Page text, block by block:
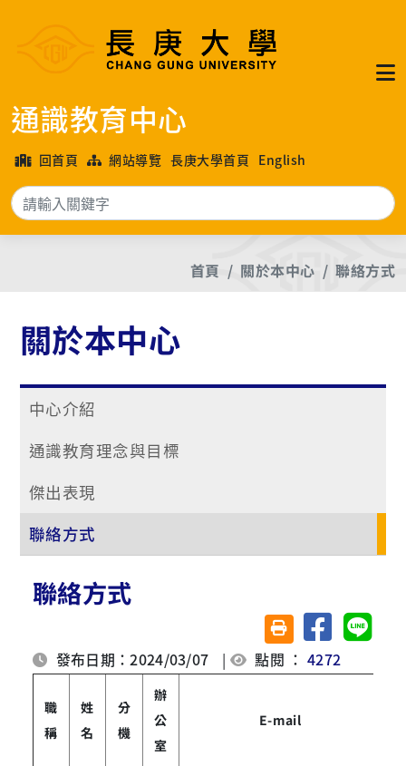
通識教育中心
回首頁 網站導覽 長庚大學首頁 English
搜尋
首頁 關於本中心 聯絡方式
關於本中心
中心介紹
通識教育理念與目標
傑出表現
聯絡方式
聯絡方式
友善列印(另開視窗)
分享至臉書分享
發布日期：2024/03/07 | 點閱 ：4272
職
稱
姓
名
分
機
辦
公
室
E-mail